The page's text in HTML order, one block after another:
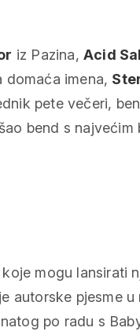
iz Pazina,Acid
domaća imena,
pete večeri,
bend s
mogu lansirati
autorske pjesme
po radu s